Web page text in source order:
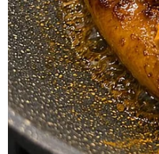
warganet
"Pada hari
sahajalah.
"Bila naik, dia
betapa kecilnya